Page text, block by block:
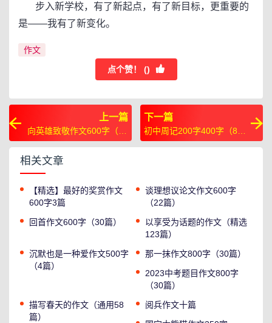
步入新学校，有了新起点，有了新目标，更重要的
是——我有了新变化。
作文
点个赞！ ()
上一篇
向英雄致敬作文600字（14
篇）
下一篇
初中周记200字400字（8
篇）
相关文章
【精选】最好的奖赏作文
600字3篇
谈理想议论文作文600字
（22篇）
回首作文600字（30篇）
以享受为话题的作文（精选
123篇）
沉默也是一种爱作文500字
（4篇）
那一抹作文800字（30篇）
2023中考题目作文800字
（30篇）
描写春天的作文（通用58
篇）
阅兵作文十篇